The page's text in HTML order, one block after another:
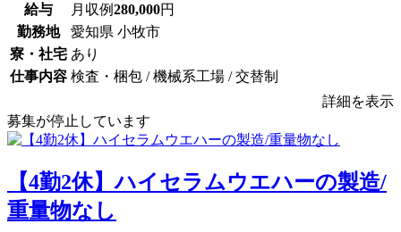
給与 月収例280,000円
勤務地
愛知県 小牧市
寮・社宅 あり
仕事内容 検査・梱包 / 機械系工場 / 交替制
詳細を表示
募集が停止しています
【4勤2休】ハイセラムウエハーの製造/
重量物なし